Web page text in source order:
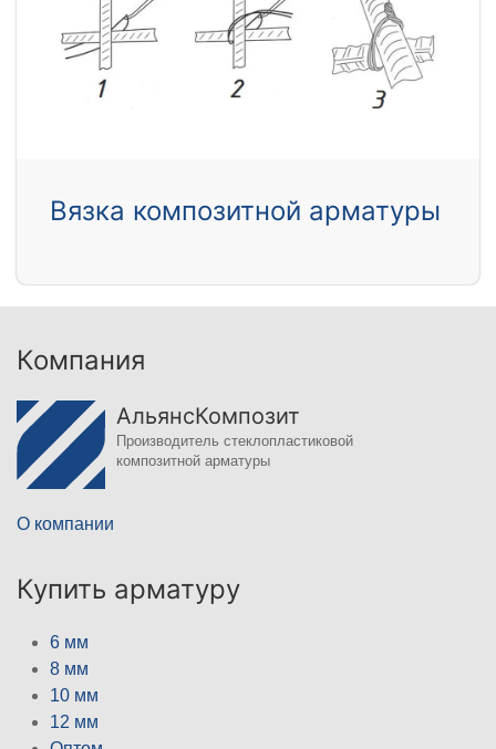
Вязка композитной арматуры
Компания
АльянсКомпозит
Производитель стеклопластиковой
композитной арматуры
О компании
Купить арматуру
6 мм
8 мм
10 мм
12 мм